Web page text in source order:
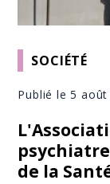
SOCIÉTÉ
Publié le 5 août
de la